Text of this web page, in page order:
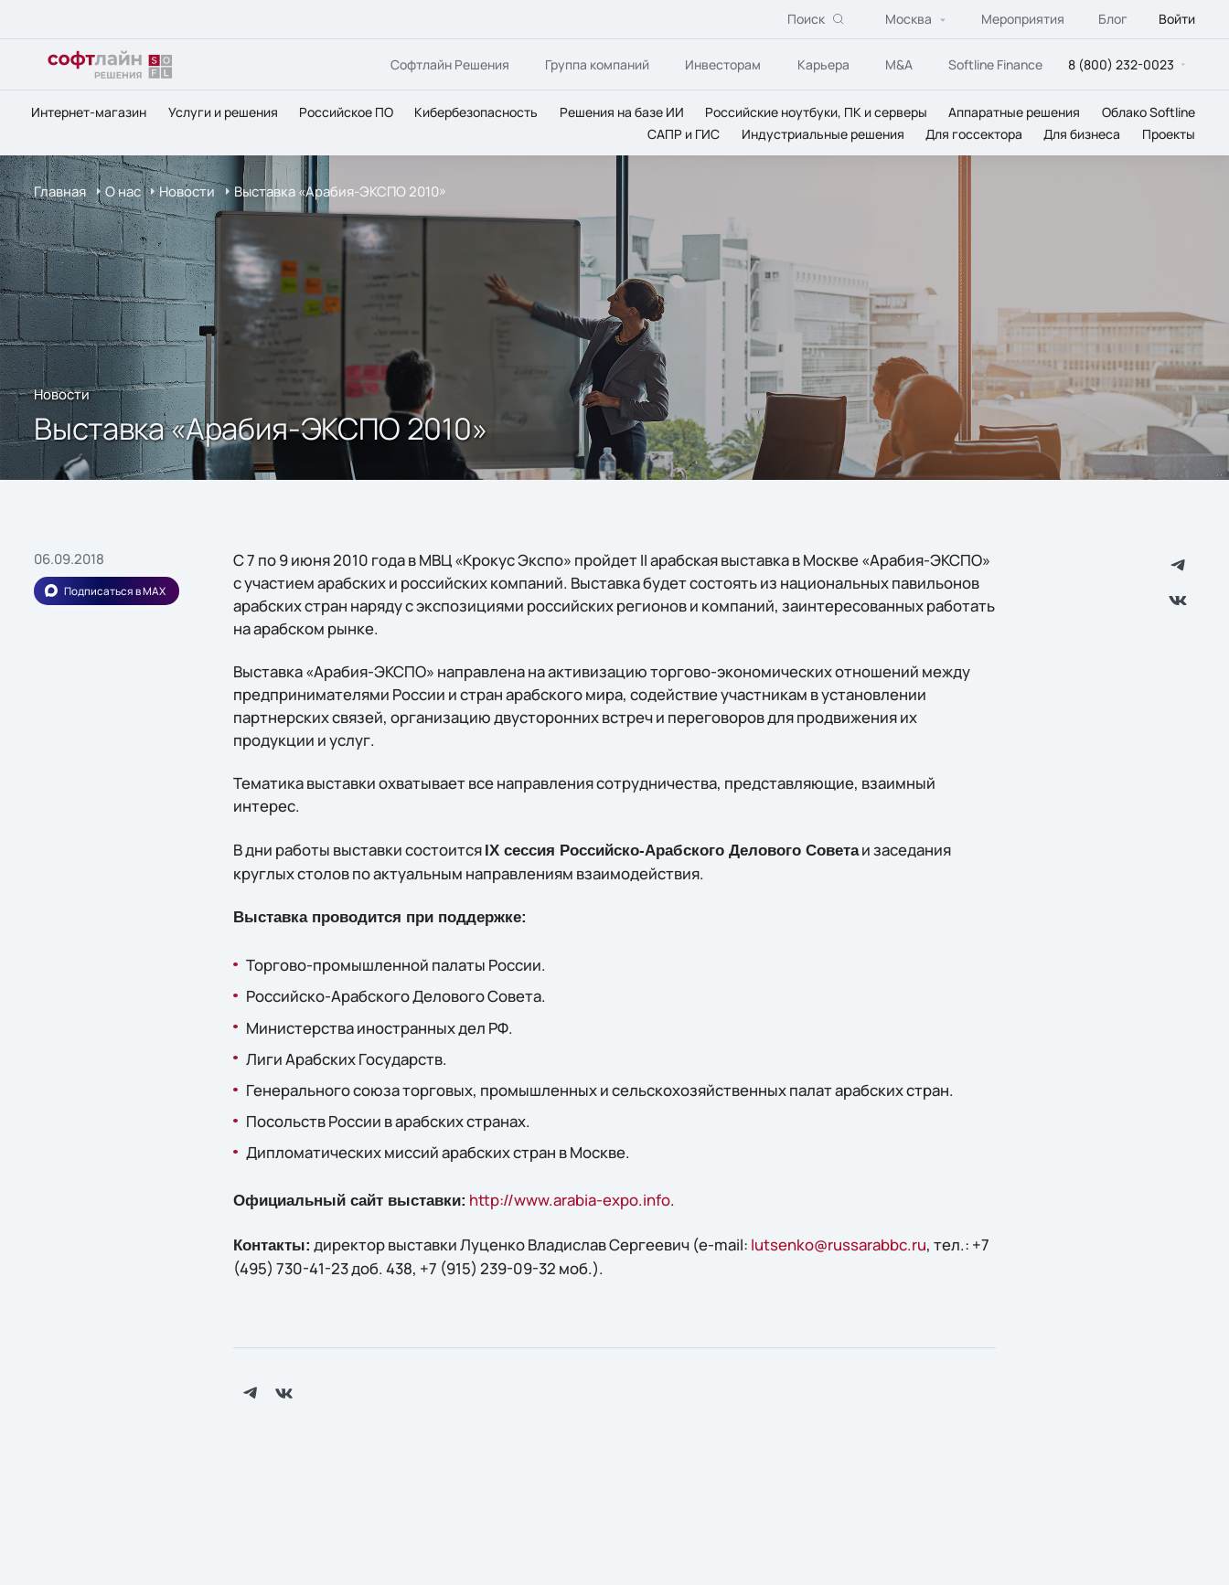
Поиск Москва Мероприятия Блог Войти
Софтлайн Решения Группа компаний Инвесторам Карьера M&A Softline Finance 8 (800) 232-0023
Интернет-магазин Услуги и решения Российское ПО Кибербезопасность Решения на базе ИИ Российские ноутбуки, ПК и серверы Аппаратные решения
Облако Softline
САПР и ГИС
Индустриальные решения Для госсектора Для бизнеса Проекты
Главная О нас Новости Выставка «Арабия-ЭКСПО 2010»
Новости
Выставка «Арабия-ЭКСПО 2010»
06.09.2018
Подписаться в MAX
С 7 по 9 июня 2010 года в МВЦ «Крокус Экспо» пройдет II арабская выставка в Москве «Арабия-ЭКСПО»
с участием арабских и российских компаний. Выставка будет состоять из национальных павильонов
арабских стран наряду с экспозициями российских регионов и компаний, заинтересованных работать
на арабском рынке.
Выставка «Арабия-ЭКСПО» направлена на активизацию торгово-экономических отношений между
предпринимателями России и стран арабского мира, содействие участникам в установлении
партнерских связей, организацию двусторонних встреч и переговоров для продвижения их
продукции и услуг.
Тематика выставки охватывает все направления сотрудничества, представляющие, взаимный
интерес.
В дни работы выставки состоится IX сессия Российско-Арабского Делового Советаи заседания
круглых столов по актуальным направлениям взаимодействия.
Выставка проводится при поддержке:
Торгово-промышленной палаты России.
Российско-Арабского Делового Совета.
Министерства иностранных дел РФ.
Лиги Арабских Государств.
Генерального союза торговых, промышленных и сельскохозяйственных палат арабских стран.
Посольств России в арабских странах.
Дипломатических миссий арабских стран в Москве.
Официальный сайт выставки: http://www.arabia-expo.info.
Контакты: директор выставки Луценко Владислав Сергеевич (e-mail: lutsenko@russarabbc.ru, тел.: +7
(495) 730-41-23 доб. 438, +7 (915) 239-09-32 моб.).